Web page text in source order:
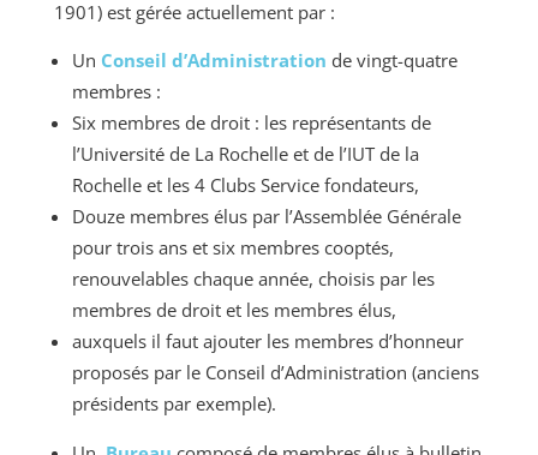
1901) est gérée actuellement par :
Un Conseil d’Administration de vingt-quatre
membres :
Six membres de droit : les représentants de
l’Université de La Rochelle et de l’IUT de la
Rochelle et les 4 Clubs Service fondateurs,
Douze membres élus par l’Assemblée Générale
pour trois ans et six membres cooptés,
renouvelables chaque année, choisis par les
membres de droit et les membres élus,
auxquels il faut ajouter les membres d’honneur
proposés par le Conseil d’Administration (anciens
présidents par exemple).